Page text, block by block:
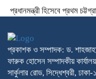
প্রধানমন্ত্রী হিসেবে প্রথম
প্রকাশক ও সম্পাদক: ড.
ফারুক হোসেন সম্পাদকীয়
সার্কুলার রোড, সিদ্ধেশ্বরী,